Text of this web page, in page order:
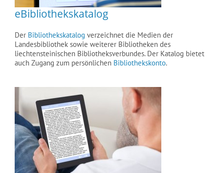
eBibliothekskatalog
Der Bibliothekskatalog verzeichnet die Medien der
Landesbibliothek sowie weiterer Bibliotheken des
liechtensteinischen Bibliotheksverbundes. Der Katalog bietet
auch Zugang zum persönlichen Bibliothekskonto.